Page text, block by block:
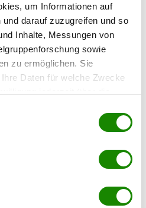
um Informationen auf
darauf zuzugreifen und so
Inhalte, Messungen von
sowie
zu ermöglichen. Sie
Daten für welche Zwecke
widerrufen
Ihre geografische Lage